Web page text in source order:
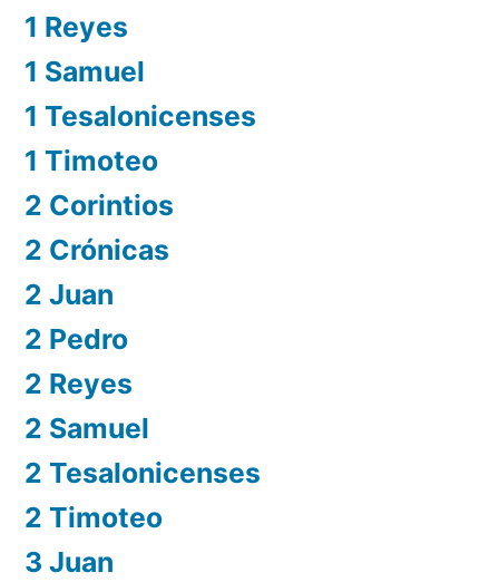
1 Reyes
1 Samuel
1 Tesalonicenses
1 Timoteo
2 Corintios
2 Crónicas
2 Juan
2 Pedro
2 Reyes
2 Samuel
2 Tesalonicenses
2 Timoteo
3 Juan